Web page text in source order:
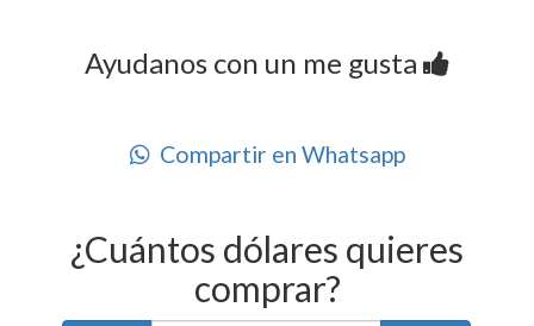
Ayudanos con un me gusta
Compartir en Whatsapp
¿Cuántos dólares quieres
comprar?